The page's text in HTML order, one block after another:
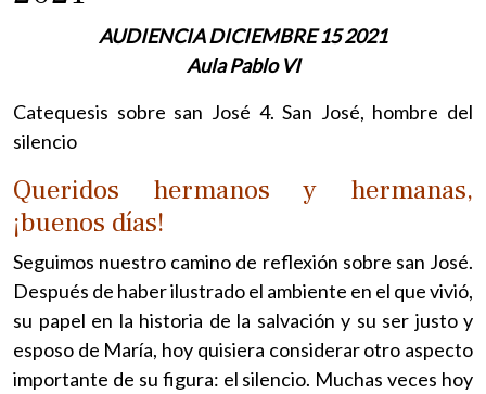
AUDIENCIA DICIEMBRE 15 2021
Aula Pablo VI
Catequesis sobre san José 4. San José, hombre del
silencio
Queridos hermanos y hermanas,
¡buenos días!
Seguimos nuestro camino de reflexión sobre san José.
Después de haber ilustrado el ambiente en el que vivió,
su papel en la historia de la salvación y su ser justo y
esposo de María, hoy quisiera considerar otro aspecto
importante de su figura: el silencio. Muchas veces hoy